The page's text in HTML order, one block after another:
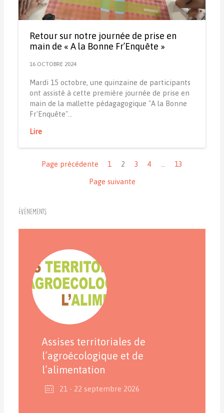
Retour sur notre journée de prise en
main de « A la Bonne Fr’Enquête »
16 OCTOBRE 2024
Mardi 15 octobre, une quinzaine de participants
ont assisté à cette première journée de prise en
main de la mallette pédagagogique "A la Bonne
Fr'Enquête"…
Lire
Page précédente
1 2 3 4 13
Page suivante
Événements
Assises territoriales de
l’agroécologique et de
l’alimentation
21 - 22 septembre 2026